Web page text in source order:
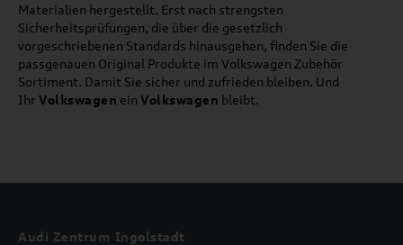
Materialien hergestellt. Erst nach strengsten
Sicherheitsprüfungen, die über die gesetzlich
vorgeschriebenen Standards hinausgehen, finden Sie die
passgenauen Original Produkte im Volkswagen Zubehör
Sortiment. Damit Sie sicher und zufrieden bleiben. Und
Ihr Volkswagen ein Volkswagen bleibt.
Audi Zentrum Ingolstadt